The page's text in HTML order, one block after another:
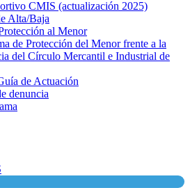
CMIS (actualización 2025)
Alta/Baja
al Menor
de Protección del Menor frente a la
del Círculo Mercantil e Industrial de
de Actuación
denuncia